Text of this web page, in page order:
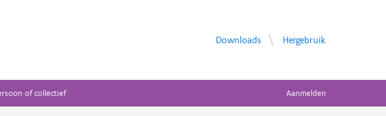
Downloads Hergebruik
of collectief Aanmelden